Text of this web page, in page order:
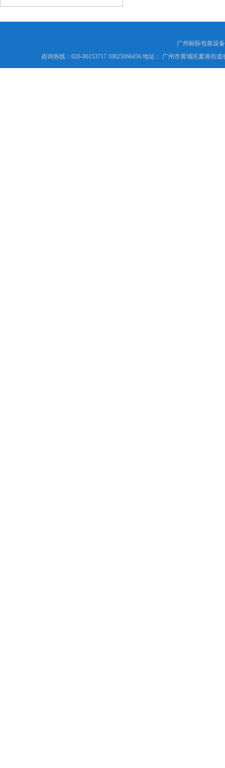
广州标际包装设
咨询热线：020-86153717 18825066456 地址： 广州市黄埔区夏港街